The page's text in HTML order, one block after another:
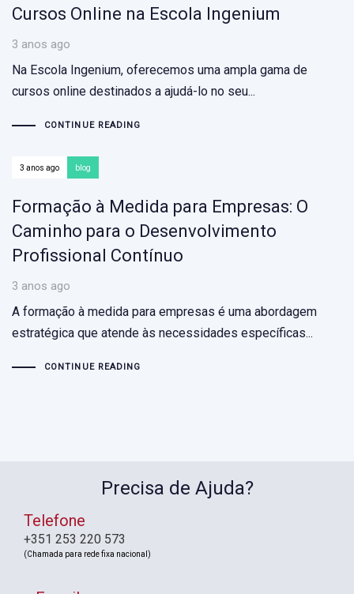
Cursos Online na Escola Ingenium
3 anos ago
Na Escola Ingenium, oferecemos uma ampla gama de
cursos online destinados a ajudá-lo no seu...
CONTINUE READING
3 anos ago blog
Formação à Medida para Empresas: O
Caminho para o Desenvolvimento
Profissional Contínuo
3 anos ago
A formação à medida para empresas é uma abordagem
estratégica que atende às necessidades específicas...
CONTINUE READING
Precisa de Ajuda?
Telefone
+351 253 220 573
(Chamada para rede fixa nacional)